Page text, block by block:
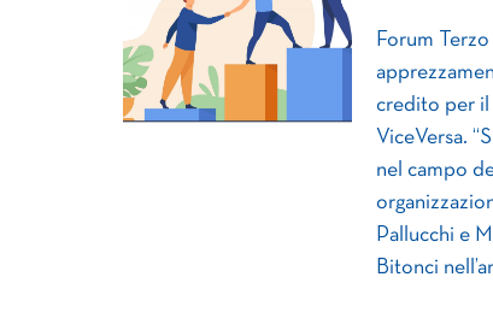
Forum
credito per il
ViceVersa.
nel campo
Pallucchi e
Bitonci